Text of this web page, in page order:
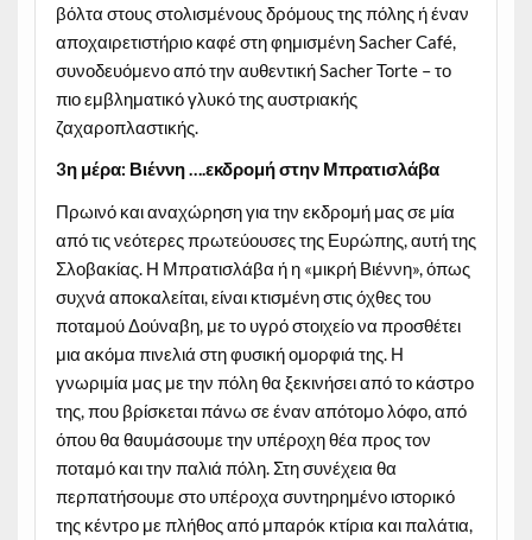
βόλτα στους στολισμένους δρόμους της πόλης ή έναν
αποχαιρετιστήριο καφέ στη φημισμένη Sacher Café,
συνοδευόμενο από την αυθεντική Sacher Torte – το
πιο εμβληματικό γλυκό της αυστριακής
ζαχαροπλαστικής.
3η μέρα: Βιέννη ….εκδρομή στην Μπρατισλάβα
Πρωινό και αναχώρηση για την εκδρομή μας σε μία
από τις νεότερες πρωτεύουσες της Ευρώπης, αυτή της
Σλοβακίας. Η Μπρατισλάβα ή η «μικρή Βιέννη», όπως
συχνά αποκαλείται, είναι κτισμένη στις όχθες του
ποταμού Δούναβη, με το υγρό στοιχείο να προσθέτει
μια ακόμα πινελιά στη φυσική ομορφιά της. Η
γνωριμία μας με την πόλη θα ξεκινήσει από το κάστρο
της, που βρίσκεται πάνω σε έναν απότομο λόφο, από
όπου θα θαυμάσουμε την υπέροχη θέα προς τον
ποταμό και την παλιά πόλη. Στη συνέχεια θα
περπατήσουμε στο υπέροχα συντηρημένο ιστορικό
της κέντρο με πλήθος από μπαρόκ κτίρια και παλάτια,